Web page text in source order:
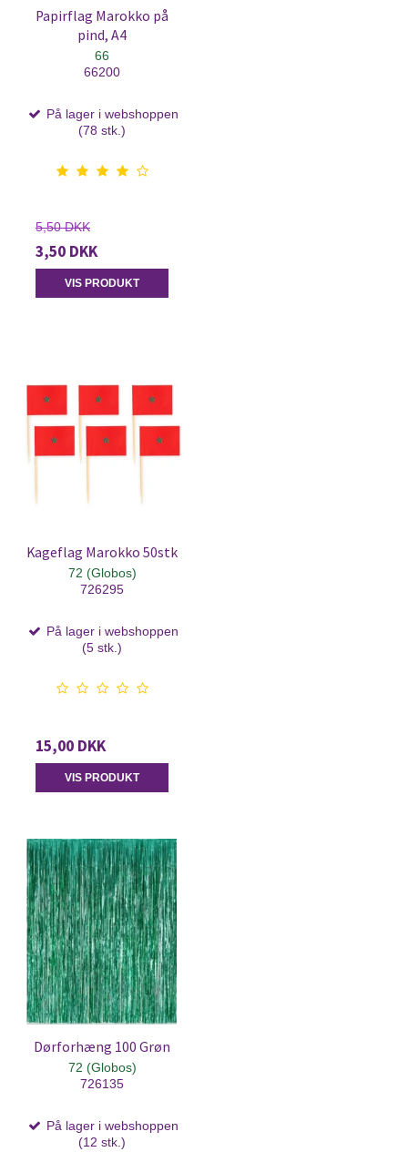
Papirflag Marokko på
pind, A4
66
66200
På lager i webshoppen
(78 stk.)
5,50 DKK
3,50 DKK
VIS PRODUKT
Kageflag Marokko 50stk
72 (Globos)
726295
På lager i webshoppen
(5 stk.)
15,00 DKK
VIS PRODUKT
Dørforhæng 100 Grøn
72 (Globos)
726135
På lager i webshoppen
(12 stk.)